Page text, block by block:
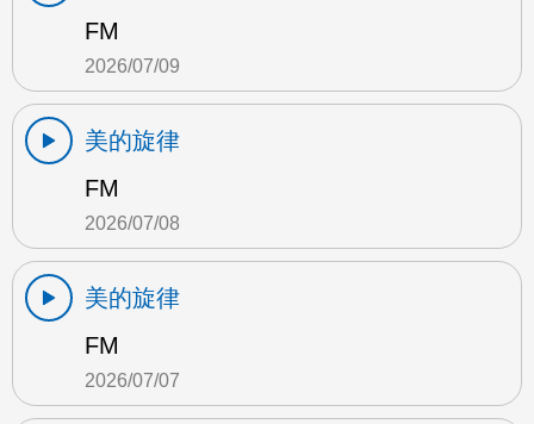
FM
2026/07/09
美的旋律
FM
2026/07/08
美的旋律
FM
2026/07/07